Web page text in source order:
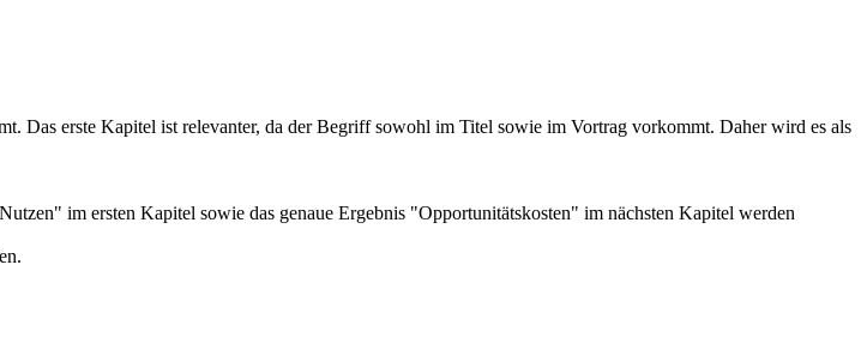
Das erste Kapitel ist relevanter, da der Begriff sowohl im Titel sowie im Vortrag vorkommt. Daher wird es als
im ersten Kapitel sowie das genaue Ergebnis "Opportunitätskosten" im nächsten Kapitel werden